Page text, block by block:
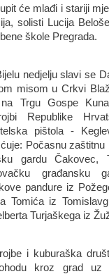
će mlađi i stariji
solisti Lucija
škole Pregrada.
nedjelju slavi se
misom u Crkvi
Trgu Gospe
Republike
pištola -
Počasnu
gardu Čakovec,
građansku
pandure iz
Tomića iz
Turjaškega iz
i kuburaška
kroz grad uz